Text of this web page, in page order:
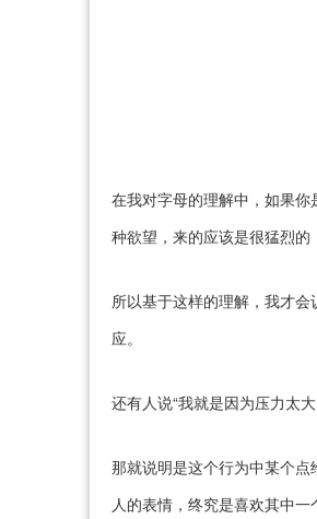
在我对字母的理解中，如果
种欲望，来的应该是很猛烈的
所以基于这样的理解，我才
应。
还有人说“我就是因为压力太
那就说明是这个行为中某个
人的表情，终究是喜欢其中